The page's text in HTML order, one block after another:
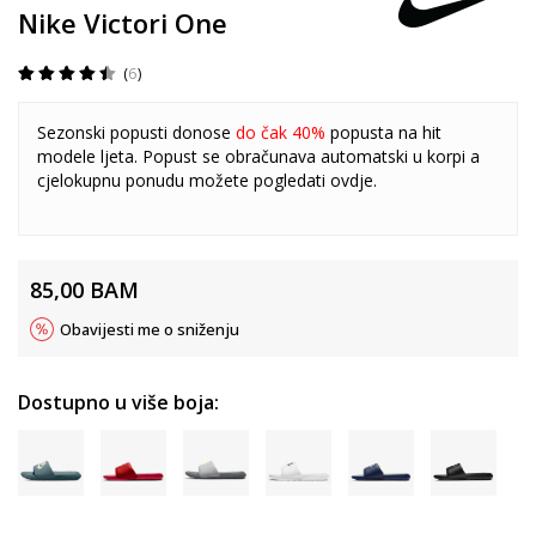
Nike Victori One
6
Sezonski popusti donose do čak 40% popusta na hit
modele ljeta. Popust se obračunava automatski u korpi a
cjelokupnu ponudu možete pogledati ovdje.
85,00 BAM
Obavijesti me o sniženju
Dostupno u više boja: